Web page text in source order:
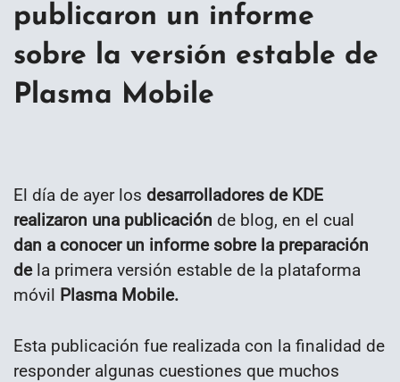
publicaron un informe
sobre la versión estable de
Plasma Mobile
El día de ayer los desarrolladores de KDE
realizaron una publicación de blog, en el cual
dan a conocer un informe sobre la preparación
dela primera versión estable de la plataforma
móvil Plasma Mobile.
Esta publicación fue realizada con la finalidad de
responder algunas cuestiones que muchos